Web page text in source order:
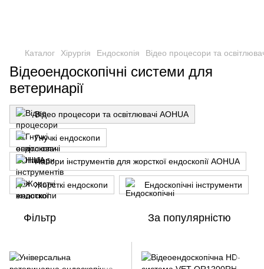
Каталог Хірургія Ендоскопія Відео процесори та
Відеоендоскопічні системи для
ветеринарії
Відео процесори та освітлювачі AOHUA
Гнучкі ендоскопи
Набори інструментів для жорсткої ендоскопії AOHUA
Жорсткі ендоскопи Ендоскопічні інструменти
Фільтр За популярністю